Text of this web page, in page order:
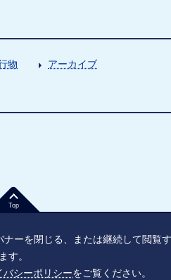
物 アーカイブ
Top
東京都千代田区大手町1丁目7番1号
ーを閉じる、または継続して閲覧
ます。
バシーポリシーをご覧ください。